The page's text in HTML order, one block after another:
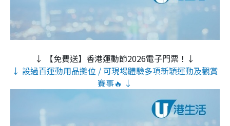
↓ 【免費送】香港運動節2026電子門票！↓
↓ 設過百運動用品攤位 / 可現場體驗多項新穎運動及觀賞
賽事🔥 ↓